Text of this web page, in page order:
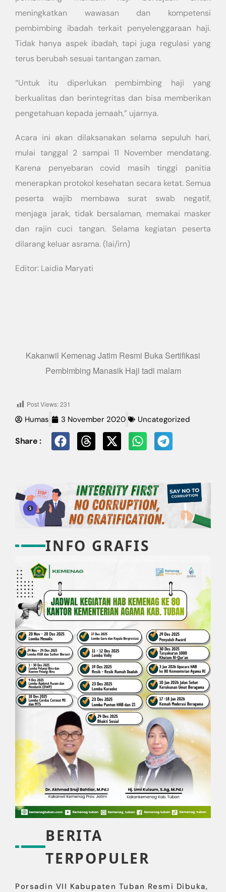
meningkatkan wawasan dan kompetensi
pembimbing ibadah terkait penyelenggaraan haji.
Tidak hanya aspek ibadah, tapi juga regulasi yang
terus berubah sesuai tantangan zaman.
“Untuk itu diperlukan pembimbing haji yang
berkualitas dan berintegritas dan bisa memberikan
pengetahuan kepada jemaah,” ujarnya.
Acara ini akan dilaksanakan selama sepuluh hari,
mulai tanggal 2 sampai 11 November mendatang.
Karena penyebaran covid masih tinggi panitia
menerapkan protokol kesehatan secara ketat. Semua
peserta wajib membawa surat swab negatif,
menjaga jarak, tidak bersalaman, memakai masker
dan rajin cuci tangan. Selama kegiatan peserta
dilarang keluar asrama. (lai/irn)
Editor: Laidia Maryati
Kakanwil Kemenag Jatim Resmi Buka Sertifikasi
Pembimbing Manasik Haji tadi malam
Post Views:231
Humas 3 November 2020 Uncategorized
Share :
INFO GRAFIS
BERITA
TERPOPULER
Porsadin VII Kabupaten Tuban Resmi Dibuka,